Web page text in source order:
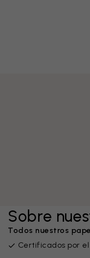
Sobre
Todos nuestros
Certificados por el